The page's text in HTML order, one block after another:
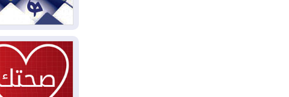
2026-08-03
2026-08-03
بسبب الحرائق في